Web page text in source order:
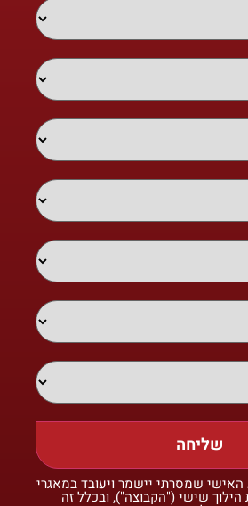
שליחה
האישי שמסרתי יישמר ויעובד במאגרי
שישי ("הקבוצה"), ובכלל זה